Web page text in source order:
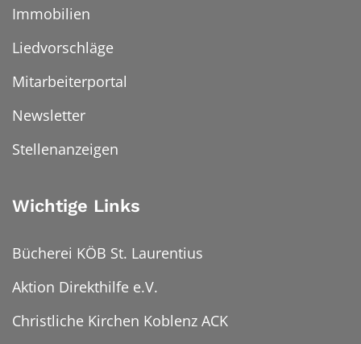
Immobilien
Liedvorschläge
Mitarbeiterportal
Newsletter
Stellenanzeigen
Wichtige Links
Bücherei KÖB St. Laurentius
Aktion Direkthilfe e.V.
Christliche Kirchen Koblenz ACK